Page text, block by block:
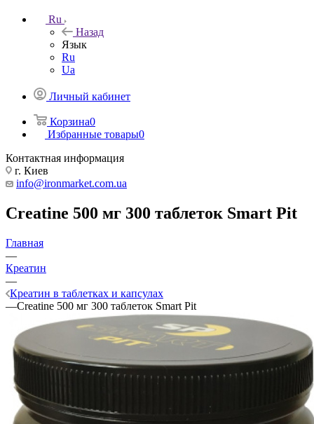
Ru
Назад
Язык
Ru
Ua
Личный кабинет
Корзина0
Избранные товары0
Контактная информация
г. Киев
info@ironmarket.com.ua
Creatine 500 мг 300 таблеток Smart Pit
Главная
—
Креатин
—
Креатин в таблетках и капсулах
—Creatine 500 мг 300 таблеток Smart Pit